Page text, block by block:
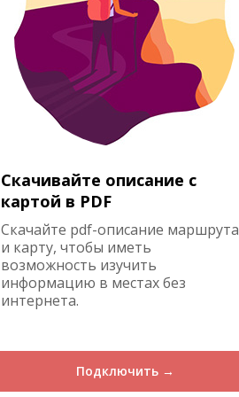
Скачивайте описание с
картой в PDF
Скачайте pdf-описание маршрута
и карту, чтобы иметь
возможность изучить
информацию в местах без
интернета.
Подключить →